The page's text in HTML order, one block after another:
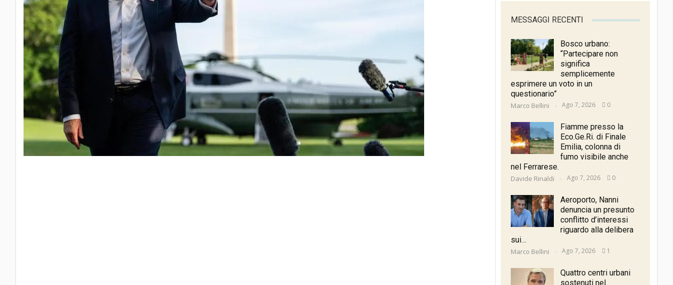
MESSAGGI RECENTI
Bosco urbano:
“Partecipare non
significa
semplicemente
esprimere un voto in un
questionario”
Marco Bellini Ago 7, 2026 0
Fiamme presso la
Eco.Ge.Ri. di Finale
Emilia, colonna di
fumo visibile anche
nel Ferrarese.
Davide Rinaldi Ago 7, 2026 0
Aeroporto, Nanni
denuncia un presunto
conflitto d’interessi
riguardo alla delibera
sui…
Marco Bellini Ago 7, 2026 1
Quattro centri urbani
sostenuti nel